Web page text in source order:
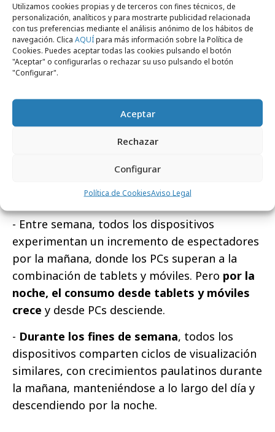
Utilizamos cookies propias y de terceros con fines técnicos, de
personalización, analíticos y para mostrarte publicidad relacionada
con tus preferencias mediante el análisis anónimo de los hábitos de
navegación. Clica AQUÍpara más información sobre la Política de
Cookies. Puedes aceptar todas las cookies pulsando el botón
"Aceptar" o configurarlas o rechazar su uso pulsando el botón
"Configurar".
Aceptar
Rechazar
Configurar
Política de CookiesAviso Legal
- Cerca de 1 de cada 5 (el 18 %) de todas las
visualizaciones desde dispositivos móviles se
realizandesde tablets, convirtiendo este
primer trimestre del año en el tercero
espectadores de tablets.
- Tras loscontenidos recomendados, los
espectadores aumentan un 10 % en
visualizaciones posteriores al vídeo, lo que
permanencia en el sitio web.
- Entre semana, todos los dispositivos
experimentan un incremento de espectadores
por la mañana, donde los PCs superan a la
combinación de tablets y móviles. Pero por la
noche, el consumo desde tablets y móviles
crece y desde PCs desciende.
- Durante los fines de semana, todos los
dispositivos comparten ciclos de visualización
similares, con crecimientos paulatinos durante
la mañana, manteniéndose a lo largo del día y
descendiendo por la noche.